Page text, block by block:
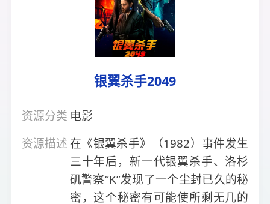
银翼杀手2049
资源分类 电影
资源描述在《银翼杀手》（1982）事件发生
三十年后，新一代银翼杀手、洛杉
矶警察“K”发现了一个尘封已久的秘
密，这个秘密有可能使所剩无几的